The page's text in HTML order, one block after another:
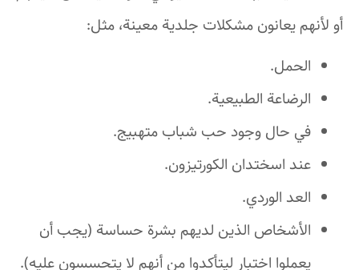
أو لأنهم يعانون مشكلات جلدية معينة، مثل:
الحمل.
الرضاعة الطبيعية.
في حال وجود حب شباب متهبيج.
عند اسختدان الكورتيزون.
العد الوردي.
الأشخاص الذين لديهم بشرة حساسة (يجب أن
يعملوا اختبار ليتأكدوا من أنهم لا يتحسسون عليه).